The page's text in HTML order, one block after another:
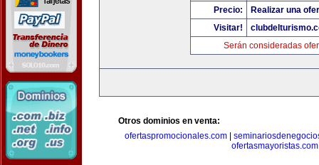
Precio:
Realizar una
Visitar!
Serán consideradas
Otros dominios en venta:
ofertaspromocionales.com
ofertasmayoristas.com